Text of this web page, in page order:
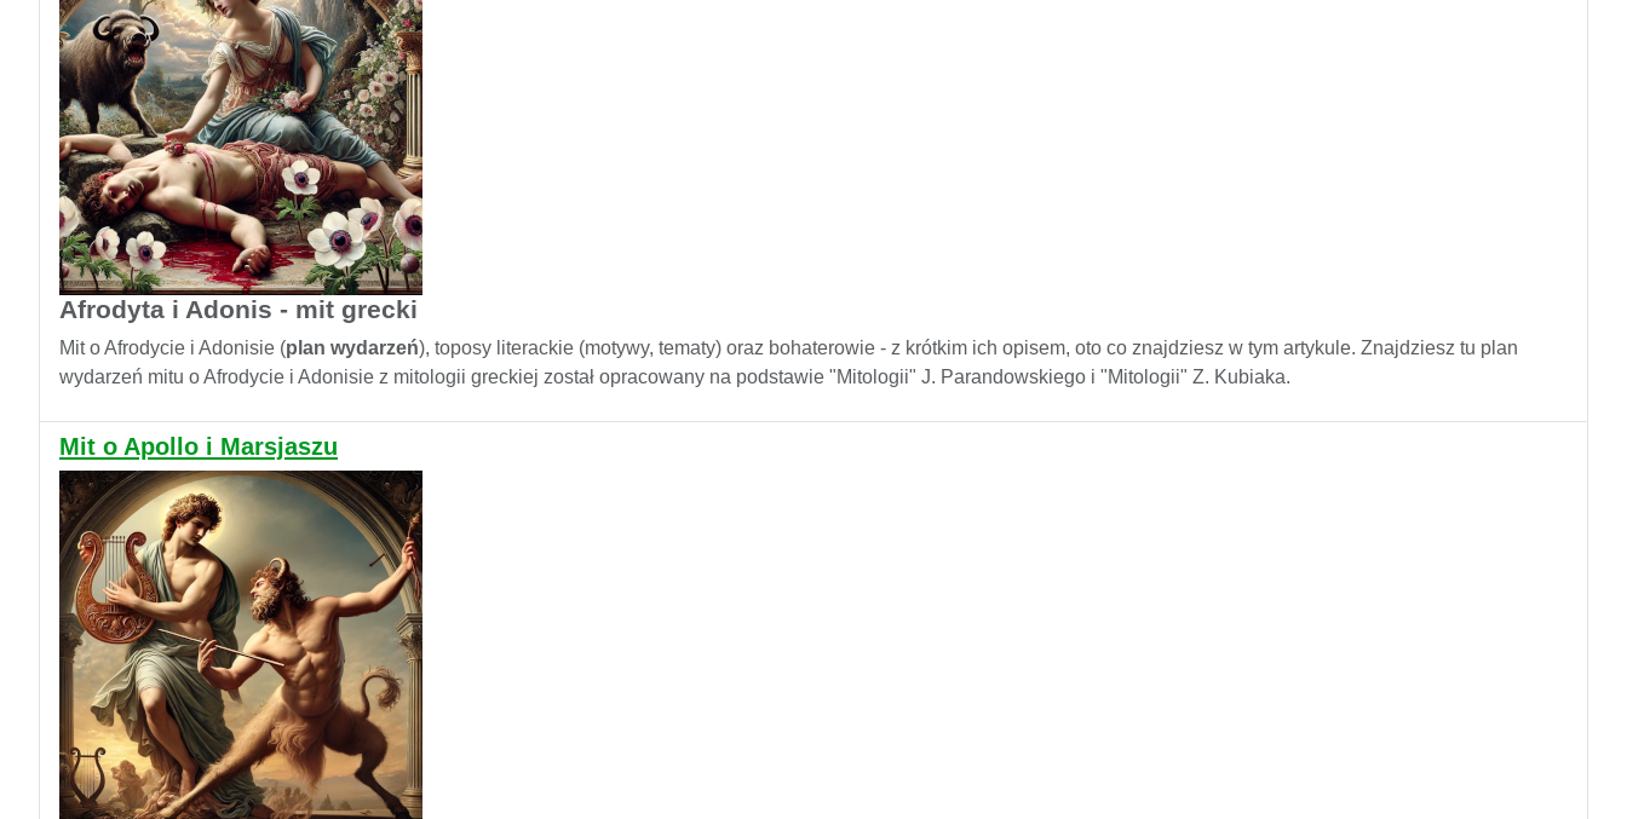
Afrodyta i Adonis - mit grecki
Mit o Afrodycie i Adonisie (plan wydarzeń), toposy literackie (motywy, tematy) oraz bohaterowie - z krótkim ich opisem, oto co znajdziesz w tym artykule. Znajdziesz tu plan
wydarzeń mitu o Afrodycie i Adonisie z mitologii greckiej został opracowany na podstawie "Mitologii" J. Parandowskiego i "Mitologii" Z. Kubiaka.
Mit o Apollo i Marsjaszu